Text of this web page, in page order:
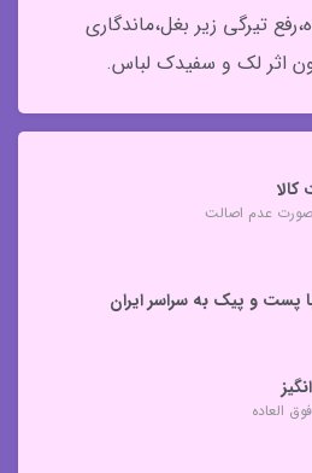
تیرگی زیر بغل،ماندگاری
صورت عدم اصالت
پست و پیک به سراسر ایران
العاده